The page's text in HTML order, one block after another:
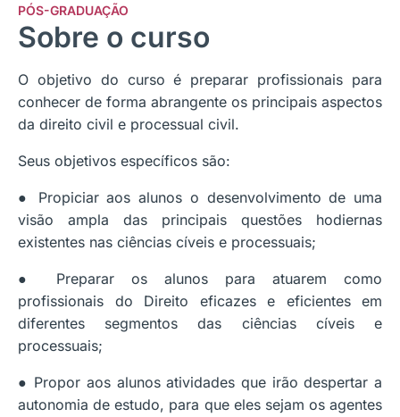
PÓS-GRADUAÇÃO
Sobre o curso
O objetivo do curso é preparar profissionais para
conhecer de forma abrangente os principais aspectos
da direito civil e processual civil.
Seus objetivos específicos são:
● Propiciar aos alunos o desenvolvimento de uma
visão ampla das principais questões hodiernas
existentes nas ciências cíveis e processuais;
● Preparar os alunos para atuarem como
profissionais do Direito eficazes e eficientes em
diferentes segmentos das ciências cíveis e
processuais;
● Propor aos alunos atividades que irão despertar a
autonomia de estudo, para que eles sejam os agentes